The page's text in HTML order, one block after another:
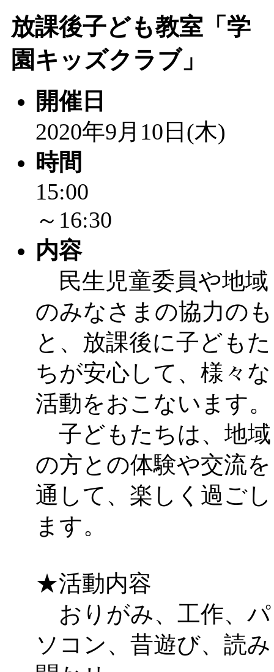
「皆鶴姫のこびる塾
～」 受付期間：～
「
みなづる号乗車体
de 健康づくり」 」 受
放課後子ども教室「学
園キッズクラブ」
開催日
2020年9月10日(木)
時間
15:00
～16:30
内容
民生児童委員や地域
のみなさまの協力のも
と、放課後に子どもた
ちが安心して、様々な
活動をおこないます。
子どもたちは、地域
の方との体験や交流を
通して、楽しく過ごし
ます。
★活動内容
おりがみ、工作、パ
ソコン、昔遊び、読み